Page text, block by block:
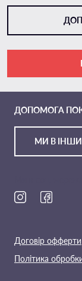
МИ В
ДОПОМОГА
Договір офферти
Політика